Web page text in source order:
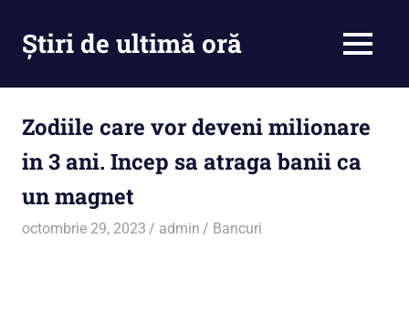
contentȘtiri de ultimă oră
ramâi
la
curent
MENU
Zodiile care vor deveni milionare
in 3 ani. Incep sa atraga banii ca
un magnet
octombrie 29, 2023 admin Bancuri